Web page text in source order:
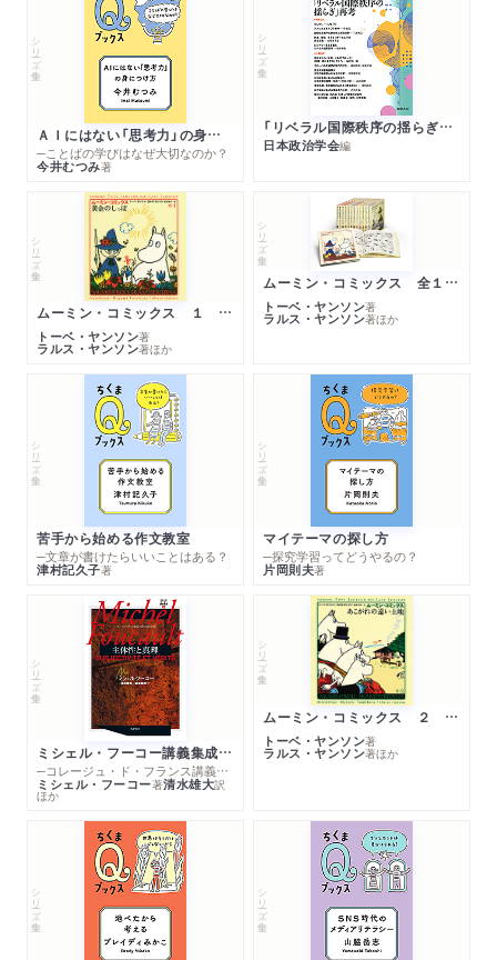
シリーズ・全集
ＡＩにはない「思考力」の身につけ方
─ことばの学びはなぜ大切なのか？
今井むつみ著
シリーズ・全集
「リベラル国際秩序の揺らぎ」再考 年報政治学２０２６‐Ⅰ
日本政治学会編
シリーズ・全集
ムーミン・コミックス １ 黄金のしっぽ
トーベ・ヤンソン著
ラルス・ヤンソン著ほか
シリーズ・全集
ムーミン・コミックス 全１４巻セット
トーベ・ヤンソン著
ラルス・ヤンソン著ほか
シリーズ・全集
苦手から始める作文教室
─文章が書けたらいいことはある？
津村記久子著
シリーズ・全集
マイテーマの探し方
─探究学習ってどうやるの？
片岡則夫著
シリーズ・全集
ミシェル・フーコー講義集成１０ 主体性と真理
─コレージュ・ド・フランス講義１９８０－１９８１年度
ミシェル・フーコー著清水雄大訳
ほか
シリーズ・全集
ムーミン・コミックス ２ あこがれの遠い土地
トーベ・ヤンソン著
ラルス・ヤンソン著ほか
シリーズ・全集 シリーズ・全集